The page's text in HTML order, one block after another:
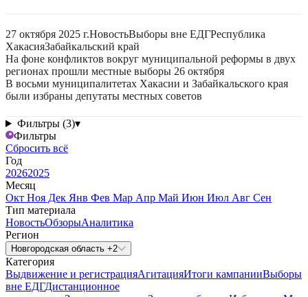
27 октября 2025 г.НовостьВыборы вне ЕДГРеспублика
ХакасияЗабайкальский край
На фоне конфликтов вокруг муниципальной реформы в двух
регионах прошли местные выборы 26 октября
В восьми муниципалитетах Хакасии и Забайкальского края
были избраны депутаты местных советов
Фильтры (3)▾
Фильтры
Сбросить всё
Год
20262025
Месяц
Окт Ноя Дек Янв Фев Мар Апр Май Июн Июл Авг Сен
Тип материала
НовостьОбзорыАналитика
Регион
Новгородская область +2
Категория
Выдвижение и регистрацияАгитацияИтоги кампанииВыборы
вне ЕДГДистанционное